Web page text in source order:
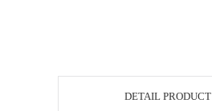
DETAIL PRODUCT